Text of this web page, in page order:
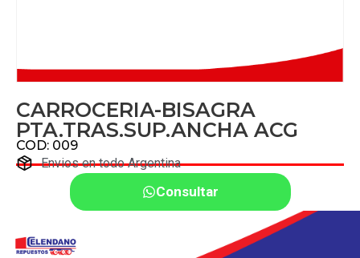
CARROCERIA-BISAGRA
PTA.TRAS.SUP.ANCHA ACG
COD: 009
Envios en todo Argentina
Consultar